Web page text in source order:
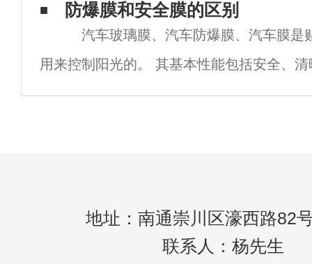
第壹，隔热节能。 玻璃窗是炎热夏季隔
节，家用隔热膜可有效阻隔百分之40-百分
防爆膜和安全膜的区别
汽车玻璃膜、汽车防爆膜、汽车膜是
用来控制阳光的。 其基本性能包括安全、
外线、隔热、防划伤、充足的保质期和隐私
地址：南通崇川区濠西路82
联系人：杨先生